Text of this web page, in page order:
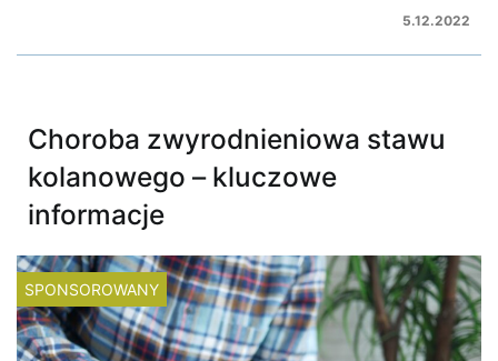
5.12.2022
Choroba zwyrodnieniowa stawu
kolanowego – kluczowe
informacje
SPONSOROWANY